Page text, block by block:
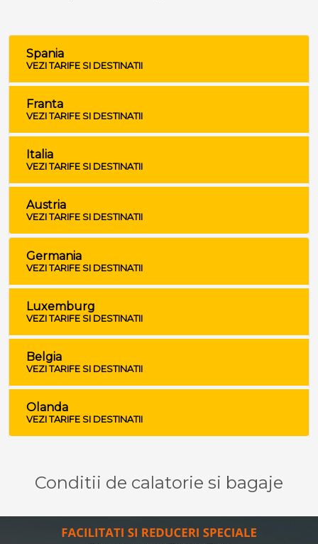
Spania
VEZI TARIFE SI DESTINATII
Franta
VEZI TARIFE SI DESTINATII
Italia
VEZI TARIFE SI DESTINATII
Austria
VEZI TARIFE SI DESTINATII
Germania
VEZI TARIFE SI DESTINATII
Luxemburg
VEZI TARIFE SI DESTINATII
Belgia
VEZI TARIFE SI DESTINATII
Olanda
VEZI TARIFE SI DESTINATII
Conditii de calatorie si bagaje